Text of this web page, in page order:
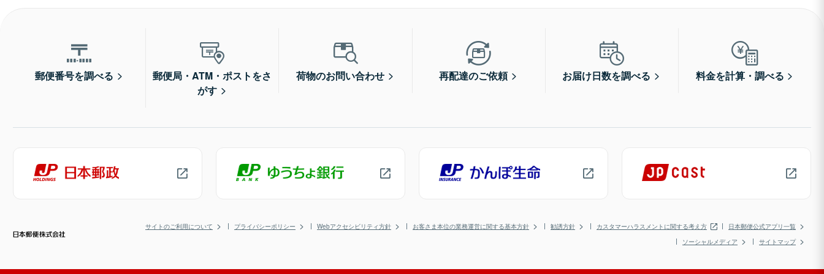
郵便番号を調べる
郵便局・ATM・ポストをさ
がす
荷物のお問い合わせ 再配達のご依頼 お届け日数を調べる 料金を計算・調べる
サイトのご利用について プライバシーポリシー Webアクセシビリティ方針 お客さま本位の業務運営に関する基本方針 勧誘方針 カスタマーハラスメントに関する考え方
日本郵便公式アプリ一覧
ソーシャルメディア
サイトマップ